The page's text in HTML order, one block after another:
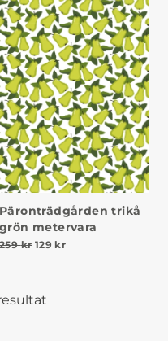
289 kr.
99 kr.
Päronträdgården trikå
grön metervara
259kr Det ursprungliga priset
129 krDet nuvarande